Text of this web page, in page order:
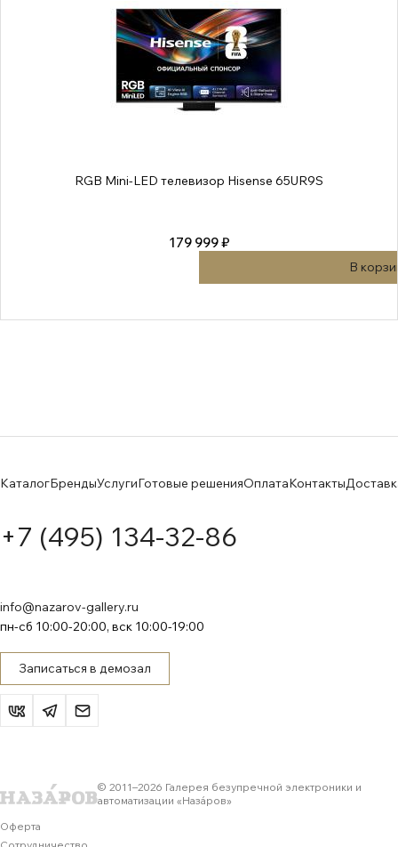
RGB Mini-LED телевизор Hisense 65UR9S
179 999 ₽
В
КаталогБрендыУслугиГотовые решенияОплатаКонтакты
+7 (495) 134-32-86
info@nazarov-gallery.ru
пн-сб 10:00-20:00, вск 10:00-19:00
Записаться в демозал
© 2011–2026 Галерея безупречной электроники и
автоматизации «Назáров»
Оферта